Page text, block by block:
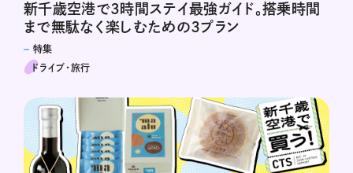
新千歳空港で3時間ステイ最強ガイド。搭乗時間
まで無駄なく楽しむための３プラン
特集
ドライブ･旅行